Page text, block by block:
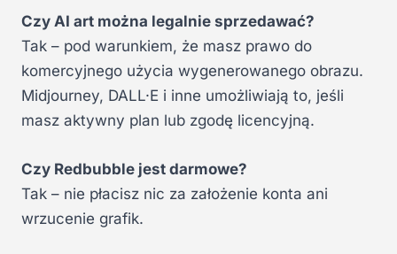
Czy AI art można legalnie sprzedawać?
Tak – pod warunkiem, że masz prawo do
komercyjnego użycia wygenerowanego obrazu.
Midjourney, DALL·E i inne umożliwiają to, jeśli
masz aktywny plan lub zgodę licencyjną.
Czy Redbubble jest darmowe?
Tak – nie płacisz nic za założenie konta ani
wrzucenie grafik.